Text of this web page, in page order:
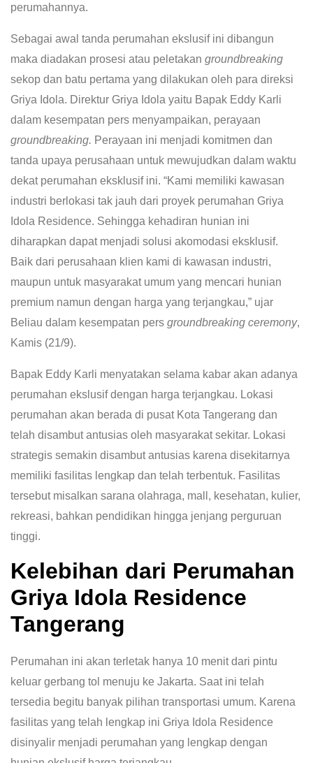
perumahannya.
Sebagai awal tanda perumahan ekslusif ini dibangun
maka diadakan prosesi atau peletakan groundbreaking
sekop dan batu pertama yang dilakukan oleh para direksi
Griya Idola. Direktur Griya Idola yaitu Bapak Eddy Karli
dalam kesempatan pers menyampaikan, perayaan
groundbreaking. Perayaan ini menjadi komitmen dan
tanda upaya perusahaan untuk mewujudkan dalam waktu
dekat perumahan eksklusif ini. “Kami memiliki kawasan
industri berlokasi tak jauh dari proyek perumahan Griya
Idola Residence. Sehingga kehadiran hunian ini
diharapkan dapat menjadi solusi akomodasi eksklusif.
Baik dari perusahaan klien kami di kawasan industri,
maupun untuk masyarakat umum yang mencari hunian
premium namun dengan harga yang terjangkau,” ujar
Beliau dalam kesempatan pers groundbreaking ceremony,
Kamis (21/9).
Bapak Eddy Karli menyatakan selama kabar akan adanya
perumahan ekslusif dengan harga terjangkau. Lokasi
perumahan akan berada di pusat Kota Tangerang dan
telah disambut antusias oleh masyarakat sekitar. Lokasi
strategis semakin disambut antusias karena disekitarnya
memiliki fasilitas lengkap dan telah terbentuk. Fasilitas
tersebut misalkan sarana olahraga, mall, kesehatan, kulier,
rekreasi, bahkan pendidikan hingga jenjang perguruan
tinggi.
Kelebihan dari Perumahan
Griya Idola Residence
Tangerang
Perumahan ini akan terletak hanya 10 menit dari pintu
keluar gerbang tol menuju ke Jakarta. Saat ini telah
tersedia begitu banyak pilihan transportasi umum. Karena
fasilitas yang telah lengkap ini Griya Idola Residence
disinyalir menjadi perumahan yang lengkap dengan